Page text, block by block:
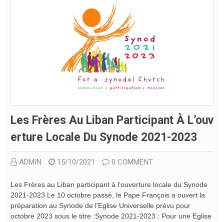
Les Frères Au Liban Participant À L’ouv
Erture Locale Du Synode 2021-2023
ADMIN 15/10/2021 0 COMMENT
Les Frères au Liban participant à l’ouverture locale du Synode
2021-2023 Le 10 octobre passé, le Pape François a ouvert la
préparation au Synode de l’Eglise Universelle prévu pour
octobre 2023 sous le titre :Synode 2021-2023 : Pour une Eglise